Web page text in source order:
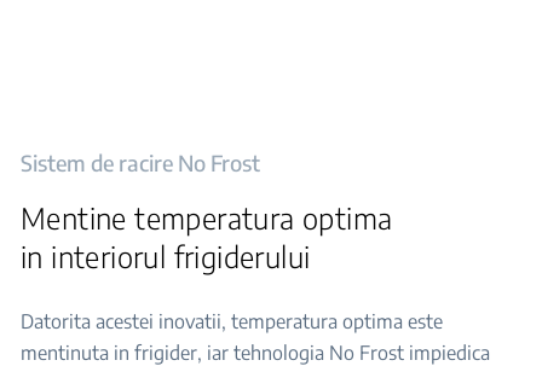
Sistem de racire No Frost
Mentine temperatura optima
in interiorul frigiderului
Datorita acestei inovatii, temperatura optima este
mentinuta in frigider, iar tehnologia No Frost impiedica